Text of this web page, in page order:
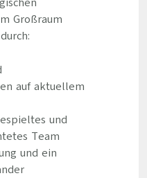
Großraum
auf aktuellem
und
Team
und ein